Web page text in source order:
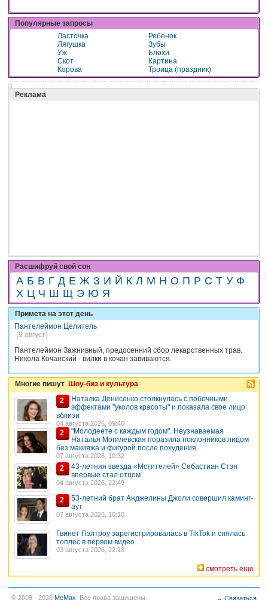
Популярные запросы
Ласточка
Ребенок
Лягушка
Зубы
Уж
Блохи
Скот
Картина
Корова
Троица (праздник)
Реклама
Расшифруй свой сон
А Б В Г Д Е Ж З И Й К Л М Н О П Р С Т У Ф
Х Ц Ч Ш Щ Э Ю Я
Примета на этот день
Пантелеймон Целитель
(9 август)
Пантелеймон Зажнивный, предосенний сбор лекарственных трав.
Никола Кочанский - вилки в кочан завиваются.
Многие пишут Шоу-биз и культура
2
Наталка Денисенко столкнулась с побочными
эффектами "уколов красоты" и показала свое лицо
вблизи
04 августа 2026, 09:40
2
"Молодеете с каждым годом". Неузнаваемая
Наталья Могилевская поразила поклонников лицом
без макияжа и фигурой после похудения
07 августа 2026, 10:32
2
43-летняя звезда «Мстителей» Себастиан Стэн
впервые стал отцом
04 августа 2026, 22:49
2
53-летний брат Анджелины Джоли совершил каминг-
аут
07 августа 2026, 10:10
Гвинет Пэлтроу зарегистрировалась в TikTok и снялась
топлес в первом видео
03 августа 2026, 22:18
смотреть еще
© 2009 - 2026 MeMax . Все права защищены. Связаться